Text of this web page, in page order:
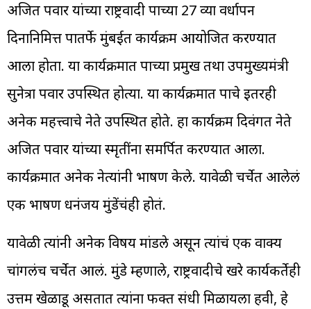
अजित पवार यांच्या राष्ट्रवादी पक्षाच्या 27 व्या वर्धापन
दिनानिमित्त पक्षातर्फे मुंबईत कार्यक्रम आयोजित करण्यात
आला होता. या कार्यक्रमात पक्षाच्या प्रमुख तथा उपमुख्यमंत्री
सुनेत्रा पवार उपस्थित होत्या. या कार्यक्रमात पक्षाचे इतरही
अनेक महत्त्वाचे नेते उपस्थित होते. हा कार्यक्रम दिवंगत नेते
अजित पवार यांच्या स्मृतींना समर्पित करण्यात आला.
कार्यक्रमात अनेक नेत्यांनी भाषण केले. यावेळी चर्चेत आलेलं
एक भाषण धनंजय मुंडेंचंही होतं.
यावेळी त्यांनी अनेक विषय मांडले असून त्यांचं एक वाक्य
चांगलंच चर्चेत आलं. मुंडे म्हणाले, राष्ट्रवादीचे खरे कार्यकर्तेही
उत्तम खेळाडू असतात त्यांना फक्त संधी मिळायला हवी, हे